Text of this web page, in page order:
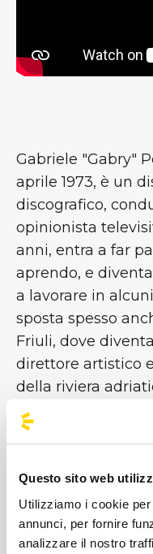
Questo sito web
Utilizziamo i cookie
annunci, per fornire
analizzare il nostro
Gabriele "Gabry"
aprile 1973, è un
discografico,
opinionista
anni, entra a far
aprendo, e
a lavorare in
sposta spesso
Friuli, dove
direttore artistico
della riviera
lavoro in studio,
collaborazione
Eiffel 65. Nel
solista, GABRY
JEKYLL E MR. DJ
separazione dagli